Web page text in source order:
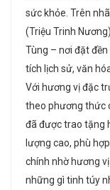
sức khỏe. Trên
(Triệu Trinh
Tùng – nơi đặt
tích lịch sử, văn
Với hương vị đặc
theo phương thức
đã được trao tặng
lượng cao, phù
chính nhờ hương
những gì tinh túy